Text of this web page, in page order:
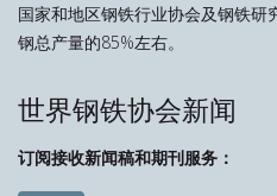
国家和地区钢铁行业协会及钢铁研
钢总产量的85%左右。
世界钢铁协会新闻
订阅接收新闻稿和期刊服务：